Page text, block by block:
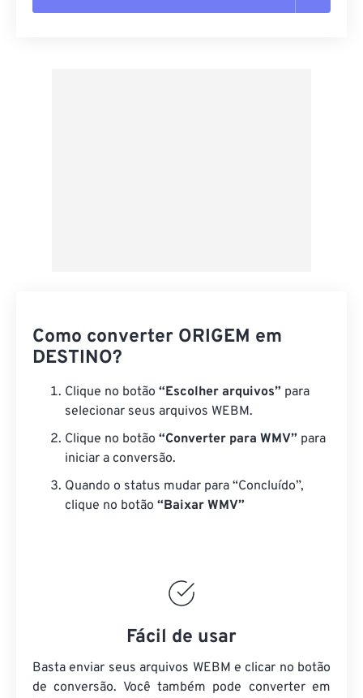
Como converter ORIGEM em
DESTINO?
Clique no botão “Escolher arquivos” para
selecionar seus arquivos WEBM.
Clique no botão “Converter para WMV” para
iniciar a conversão.
Quando o status mudar para “Concluído”,
clique no botão “Baixar WMV”
Fácil de usar
Basta enviar seus arquivos WEBM e clicar no botão
de conversão. Você também pode converter em